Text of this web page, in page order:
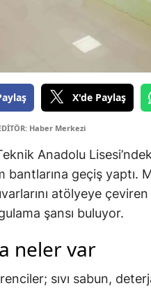
X'de Paylaş
Haber Merkezi
Anadolu
bantlarına geçiş yaptı.
atölyeye
şansı buluyor.
neler var
sıvı sabun,